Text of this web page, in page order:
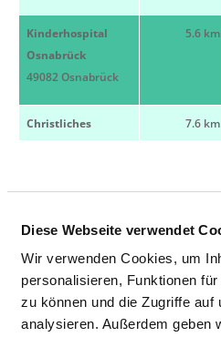
Diese Webseite verwendet
Wir verwenden Cookies, um
personalisieren, Funktionen
zu können und die Zugriffe auf
analysieren. Außerdem geben
Kinderhospital
Osnabrück
49082 Osnabrück
5.6 km
Christliches
Kinderhospital
49074 Osnabrück
7.6 km
Niels-Stensen-
Kliniken
Marienhospital
Osnabrück
49074 Osnabrück
7.7 km